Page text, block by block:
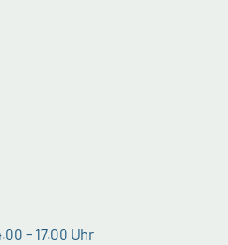
– 17.00 Uhr